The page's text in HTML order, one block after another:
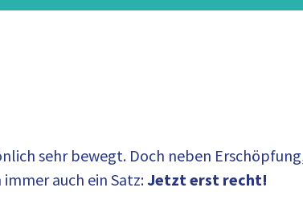
sehr bewegt. Doch neben
auch ein Satz:Jetzt erst recht!